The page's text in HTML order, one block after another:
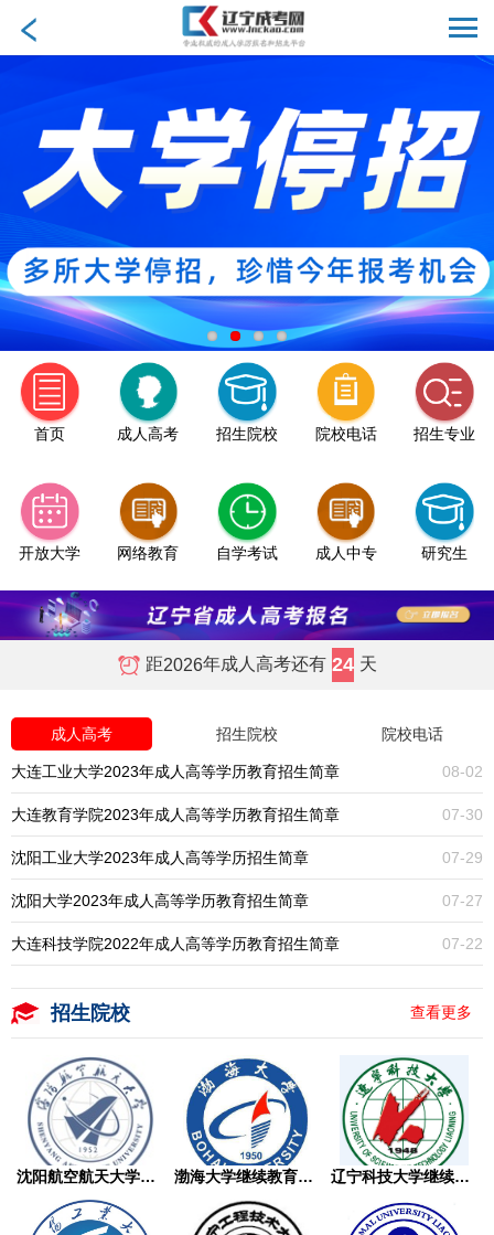
首页 成人高考 招生院校 院校电话 招生专业
开放大学 网络教育 自学考试 成人中专 研究生
距2026年成人高考还有 24 天
成人高考 招生院校 院校电话
08-02
大连工业大学2023年成人高等学历教育招生简章
07-30
大连教育学院2023年成人高等学历教育招生简章
07-29
沈阳工业大学2023年成人高等学历招生简章
07-27
沈阳大学2023年成人高等学历教育招生简章
07-22
大连科技学院2022年成人高等学历教育招生简章
招生院校 查看更多
沈阳航空航天大学继续教育学院成人高考 渤海大学继续教育学院成人高考 辽宁科技大学继续教育学院成人高考